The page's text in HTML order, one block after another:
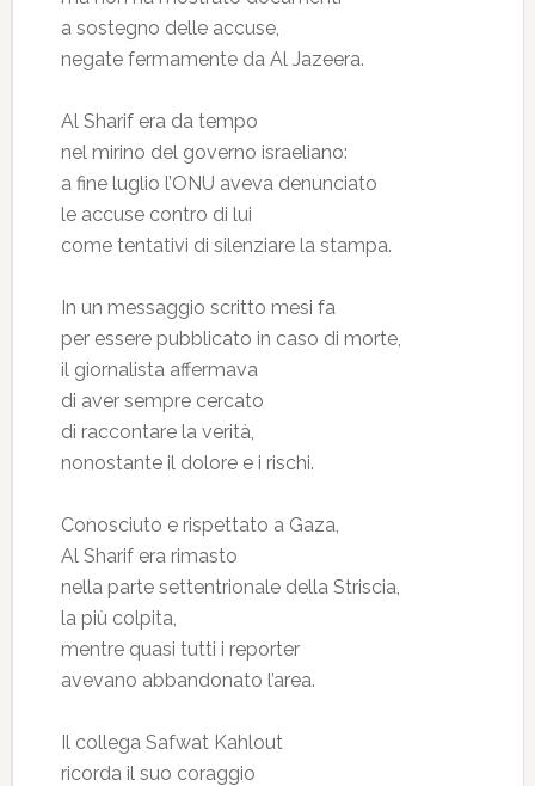
a sostegno delle accuse,
negate fermamente da Al Jazeera.
Al Sharif era da tempo
nel mirino del governo israeliano:
a fine luglio l’ONU aveva denunciato
le accuse contro di lui
come tentativi di silenziare la stampa.
In un messaggio scritto mesi fa
per essere pubblicato in caso di morte,
il giornalista affermava
di aver sempre cercato
di raccontare la verità,
nonostante il dolore e i rischi.
Conosciuto e rispettato a Gaza,
Al Sharif era rimasto
nella parte settentrionale della Striscia,
la più colpita,
mentre quasi tutti i reporter
avevano abbandonato l’area.
Il collega Safwat Kahlout
ricorda il suo coraggio